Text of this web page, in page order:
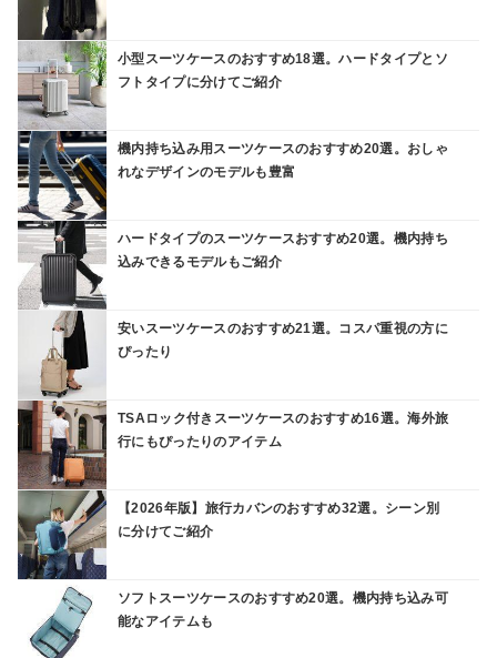
小型スーツケースのおすすめ18選。ハードタイプとソ
フトタイプに分けてご紹介
機内持ち込み用スーツケースのおすすめ20選。おしゃ
れなデザインのモデルも豊富
ハードタイプのスーツケースおすすめ20選。機内持ち
込みできるモデルもご紹介
安いスーツケースのおすすめ21選。コスパ重視の方に
ぴったり
TSAロック付きスーツケースのおすすめ16選。海外旅
行にもぴったりのアイテム
【2026年版】旅行カバンのおすすめ32選。シーン別
に分けてご紹介
ソフトスーツケースのおすすめ20選。機内持ち込み可
能なアイテムも